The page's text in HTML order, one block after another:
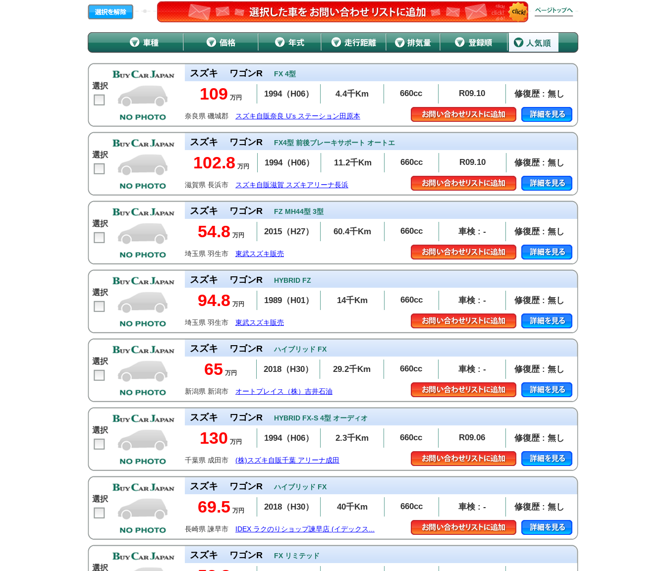
選択
スズキ ワゴンR FX 4型
109 万円 1994（H06） 4.4千Km 660cc R09.10 修復歴 : 無し
奈良県 磯城郡 スズキ自販奈良 U’s ステーション田原本
選択
スズキ ワゴンR FX4型 前後ブレーキサポート オートエ
102.8 万円 1994（H06） 11.2千Km 660cc R09.10 修復歴 : 無し
滋賀県 長浜市 スズキ自販滋賀 スズキアリーナ長浜
選択
スズキ ワゴンR FZ MH44型 3型
54.8 万円 2015（H27） 60.4千Km 660cc 車検 : - 修復歴 : 無し
埼玉県 羽生市 東武スズキ販売
選択
スズキ ワゴンR HYBRID FZ
94.8 万円 1989（H01） 14千Km 660cc 車検 : - 修復歴 : 無し
埼玉県 羽生市 東武スズキ販売
選択
スズキ ワゴンR ハイブリッド FX
65 万円 2018（H30） 29.2千Km 660cc 車検 : - 修復歴 : 無し
新潟県 新潟市 オートプレイス（株）吉井石油
選択
スズキ ワゴンR HYBRID FX-S 4型 オーディオ
130 万円 1994（H06） 2.3千Km 660cc R09.06 修復歴 : 無し
千葉県 成田市 (株)スズキ自販千葉 アリーナ成田
選択
スズキ ワゴンR ハイブリッド FX
69.5 万円 2018（H30） 40千Km 660cc 車検 : - 修復歴 : 無し
長崎県 諫早市 IDEX ラクのりショップ諫早店 (イデックス...
選択
スズキ ワゴンR FX リミテッド